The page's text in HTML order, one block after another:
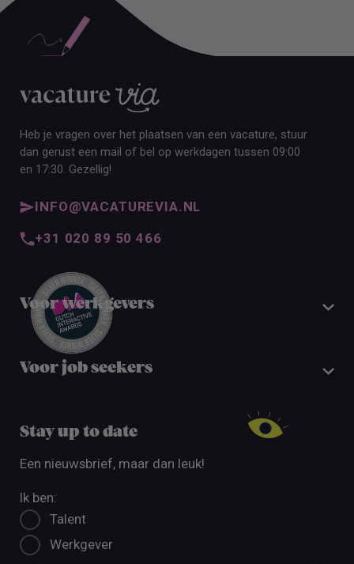
Heb je vragen over het plaatsen van een vacature, stuur
dan gerust een mail of bel op werkdagen tussen 09:00
en 17:30. Gezellig!
INFO@VACATUREVIA.NL
+31 020 89 50 466
Voor werkgevers
Voor job seekers
Stay up to date
Een nieuwsbrief, maar dan leuk!
Ik ben:
Talent
Werkgever